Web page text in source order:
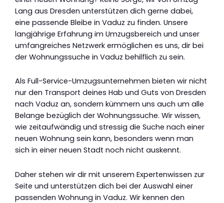
Lang aus Dresden unterstützen dich gerne dabei,
eine passende Bleibe in Vaduz zu finden. Unsere
langjährige Erfahrung im Umzugsbereich und unser
umfangreiches Netzwerk ermöglichen es uns, dir bei
der Wohnungssuche in Vaduz behilflich zu sein.
Als Full-Service-Umzugsunternehmen bieten wir nicht
nur den Transport deines Hab und Guts von Dresden
nach Vaduz an, sondern kümmern uns auch um alle
Belange bezüglich der Wohnungssuche. Wir wissen,
wie zeitaufwändig und stressig die Suche nach einer
neuen Wohnung sein kann, besonders wenn man
sich in einer neuen Stadt noch nicht auskennt.
Daher stehen wir dir mit unserem Expertenwissen zur
Seite und unterstützen dich bei der Auswahl einer
passenden Wohnung in Vaduz. Wir kennen den